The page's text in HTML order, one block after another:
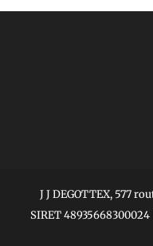
J J DEGOTTEX, 577
SIRET 48935668300024 |